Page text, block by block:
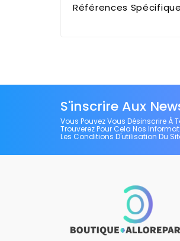
Références
S'inscrire Aux
Vous Pouvez Vous Désinscrire À
Trouverez Pour Cela Nos
Les Conditions D'utilisation Du